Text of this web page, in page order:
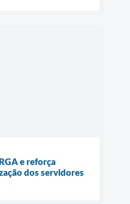
e reforça
dos servidores